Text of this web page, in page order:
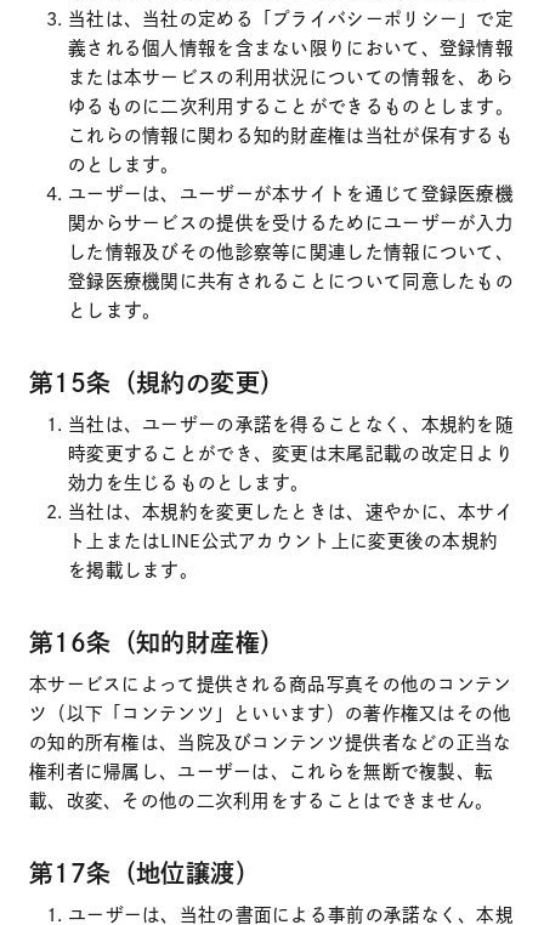
当社は、当社の定める「プライバシーポリシー」で定
義される個人情報を含まない限りにおいて、登録情報
または本サービスの利用状況についての情報を、あら
ゆるものに二次利用することができるものとします。
これらの情報に関わる知的財産権は当社が保有するも
のとします。
ユーザーは、ユーザーが本サイトを通じて登録医療機
関からサービスの提供を受けるためにユーザーが入力
した情報及びその他診察等に関連した情報について、
登録医療機関に共有されることについて同意したもの
とします。
第15条（規約の変更）
当社は、ユーザーの承諾を得ることなく、本規約を随
時変更することができ、変更は末尾記載の改定日より
効力を生じるものとします。
当社は、本規約を変更したときは、速やかに、本サイ
ト上またはLINE公式アカウント上に変更後の本規約
を掲載します。
第16条（知的財産権）
本サービスによって提供される商品写真その他のコンテン
ツ（以下「コンテンツ」といいます）の著作権又はその他
の知的所有権は、当院及びコンテンツ提供者などの正当な
権利者に帰属し、ユーザーは、これらを無断で複製、転
載、改変、その他の二次利用をすることはできません。
第17条（地位譲渡）
ユーザーは、当社の書面による事前の承諾なく、本規